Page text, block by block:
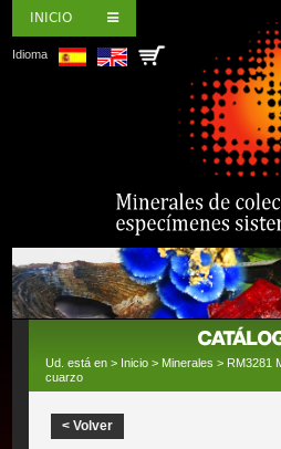
INICIO
Idioma
Ud. está en > Inicio > Minerales > RM3281
cuarzo
< Volver